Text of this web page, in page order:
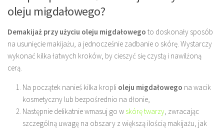
oleju migdałowego?
Demakijaż przy użyciu oleju migdałowego to doskonały sposób
na usunięcie makijażu, a jednocześnie zadbanie o skórę. Wystarczy
wykonać kilka łatwych kroków, by cieszyć się czystą i nawilżoną
cerą.
Na początek nanieś kilka kropli oleju migdałowego na wacik
kosmetyczny lub bezpośrednio na dłonie,
Następnie delikatnie wmasuj go w skórę twarzy, zwracając
szczególną uwagę na obszary z większą ilością makijażu, jak